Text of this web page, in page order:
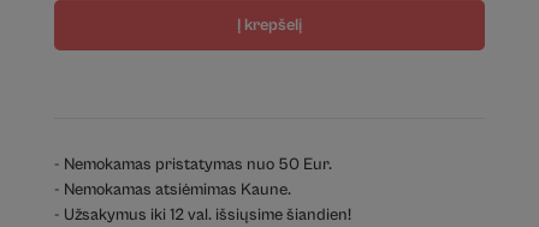
Į krepšelį
- Nemokamas pristatymas nuo 50 Eur.
- Nemokamas atsiėmimas Kaune.
- Užsakymus iki 12 val. išsiųsime šiandien!